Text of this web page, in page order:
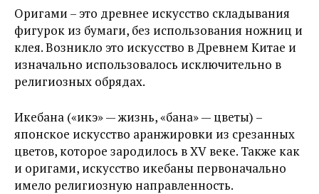
Оригами – это древнее искусство складывания
фигурок из бумаги, без использования ножниц и
клея. Возникло это искусство в Древнем Китае и
изначально использовалось исключительно в
религиозных обрядах.
Икебана («икэ» — жизнь, «бана» — цветы) –
японское искусство аранжировки из срезанных
цветов, которое зародилось в XV веке. Также как
и оригами, искусство икебаны первоначально
имело религиозную направленность.